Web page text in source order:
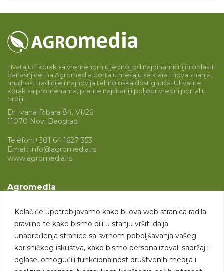
Kolačiće upotrebljavamo kako bi ova web stranica radila
pravilno te kako bismo bili u stanju vršiti dalja
unapređenja stranice sa svrhom poboljšavanja vašeg
korisničkog iskustva, kako bismo personalizovali sadržaj i
oglase, omogućili funkcionalnost društvenih medija i
Hvatajući korak sa vremenom u jednoj od najdinamičnijih oblasti
današnjice, na Agromedia portalu mešaju se stara i nova znanja,
mudrost tradicije i najnovija tehnološka dostignuća. Uhvatite
korak sa promenama, pratite najčitaniji poljoprivredni portal u
Srbiji!
Dr Ivana Ribara 84, VI/26
11070 Novi Beograd
Telefon:+381 64 1627 353
Email: info@agromedia.rs
www.agromedia.rs
Agromedia
Svet poljoprivrede
Marketing usluge
Tražimo saradnike